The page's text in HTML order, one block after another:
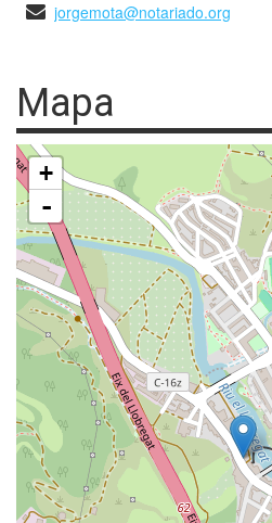
jorgemota@notariado.org
Mapa
+
-